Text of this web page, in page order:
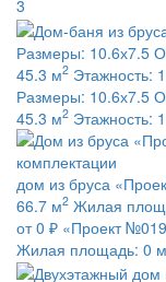
3
Размеры: 10.6х7.5
45.3 м2 Этажность:
Размеры: 10.6х7.5
45.3 м2 Этажность:
дом из бруса
66.7 м2 Жилая
от 0 ₽ «Проект
Жилая площадь: 0 м